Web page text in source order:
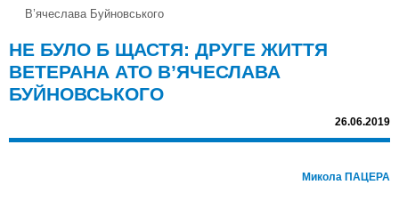
В’ячеслава Буйновського
НЕ БУЛО Б ЩАСТЯ: ДРУГЕ ЖИТТЯ
ВЕТЕРАНА АТО В’ЯЧЕСЛАВА
БУЙНОВСЬКОГО
26.06.2019
Микола ПАЦЕРА